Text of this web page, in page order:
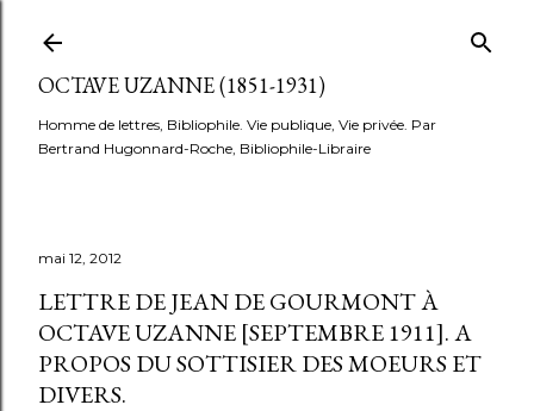
OCTAVE UZANNE (1851-1931)
Homme de lettres, Bibliophile. Vie publique, Vie privée. Par
Bertrand Hugonnard-Roche, Bibliophile-Libraire
mai 12, 2012
LETTRE DE JEAN DE GOURMONT À
OCTAVE UZANNE [SEPTEMBRE 1911]. A
PROPOS DU SOTTISIER DES MOEURS ET
DIVERS.